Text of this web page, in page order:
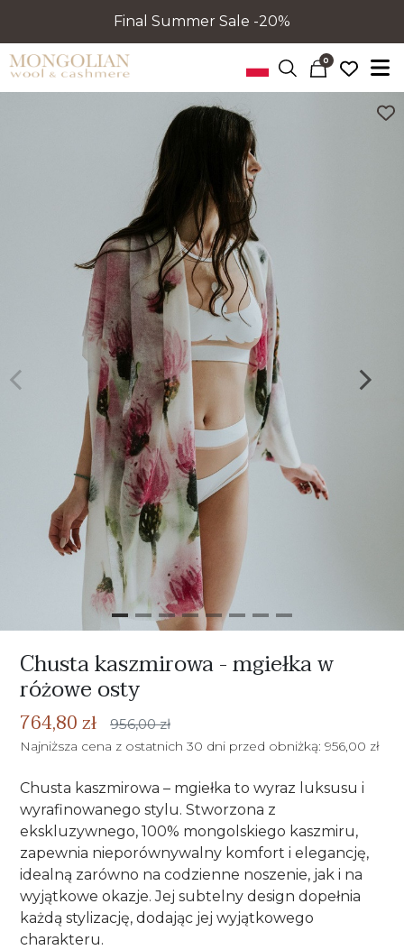
Final Summer Sale -20%
0
Poprzedni
Chusta kaszmirowa - mgiełka w
różowe osty
764,80 zł 956,00 zł
Najniższa cena z ostatnich 30 dni przed obniżką: 956,00 zł
Chusta kaszmirowa – mgiełka to wyraz luksusu i
wyrafinowanego stylu. Stworzona z
ekskluzywnego, 100% mongolskiego kaszmiru,
zapewnia nieporównywalny komfort i elegancję,
idealną zarówno na codzienne noszenie, jak i na
wyjątkowe okazje. Jej subtelny design dopełnia
każdą stylizację, dodając jej wyjątkowego
charakteru.